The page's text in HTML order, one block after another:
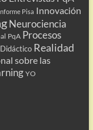
Pisa Innovación
Neurociencia
PqA Procesos
Realidad
sobre las
YO